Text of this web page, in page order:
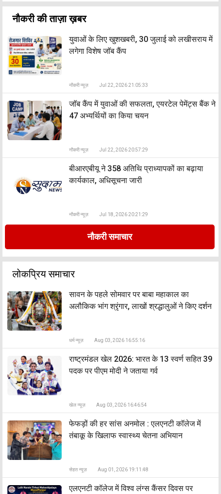
नौकरी की ताज़ा ख़बर
युवाओं के लिए खुशखबरी, 30 जुलाई को लखीसराय में
लगेगा विशेष जॉब कैंप
नौकरी न्यूज़ Jul 22, 2026 21:05:33
जॉब कैंप में युवाओं की सफलता, एयरटेल पेमेंट्स बैंक ने
47 अभ्यर्थियों का किया चयन
नौकरी न्यूज़ Jul 22, 2026 20:57:29
बीआरएबीयू ने 358 अतिथि प्राध्यापकों का बढ़ाया
कार्यकाल, अधिसूचना जारी
नौकरी न्यूज़ Jul 18, 2026 20:21:29
नौकरी समाचार
लोकप्रिय समाचार
सावन के पहले सोमवार पर बाबा महाकाल का
अलौकिक भांग श्रृंगार, लाखों श्रद्धालुओं ने किए दर्शन
धर्म न्यूज़ Aug 03, 2026 16:55:16
राष्ट्रमंडल खेल 2026: भारत के 13 स्वर्ण सहित 39
पदक पर पीएम मोदी ने जताया गर्व
खेल न्यूज़ Aug 03, 2026 16:46:54
फेफड़ों की हर सांस अनमोल : एलएनटी कॉलेज में
तंबाकू के खिलाफ स्वास्थ्य चेतना अभियान
सेहत न्यूज़ Aug 01, 2026 19:11:48
एलएनटी कॉलेज में विश्व लंग्स कैंसर दिवस पर